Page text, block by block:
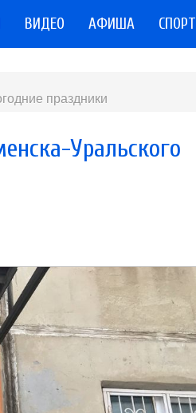
ВИДЕО АФИША СПОРТ
праздники
Уральского